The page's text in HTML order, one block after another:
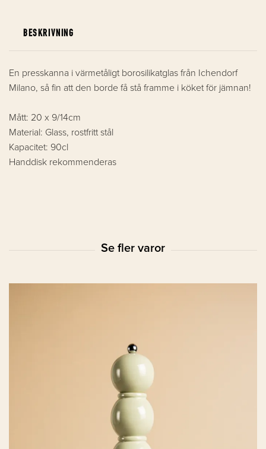
BESKRIVNING
En presskanna i värmetåligt borosilikatglas från Ichendorf
Milano, så fin att den borde få stå framme i köket för jämnan!
Mått: 20 x 9/14cm
Material: Glass, rostfritt stål
Kapacitet: 90cl
Handdisk rekommenderas